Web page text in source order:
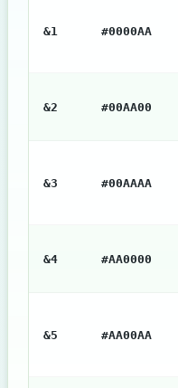
&1 #0000AA
&2 #00AA00
&3 #00AAAA
&4 #AA0000
&5 #AA00AA